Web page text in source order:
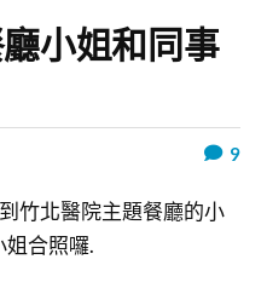
小姐和同事
9
竹北醫院主題餐廳的小
姐合照囉.